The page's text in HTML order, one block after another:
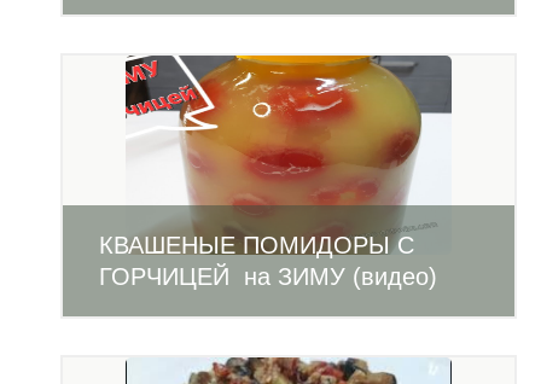
КВАШЕНЫЕ ПОМИДОРЫ С
ГОРЧИЦЕЙ на ЗИМУ (видео)